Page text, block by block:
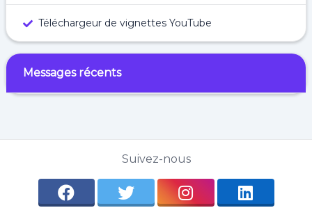
Téléchargeur de vignettes YouTube
Messages récents
Suivez-nous